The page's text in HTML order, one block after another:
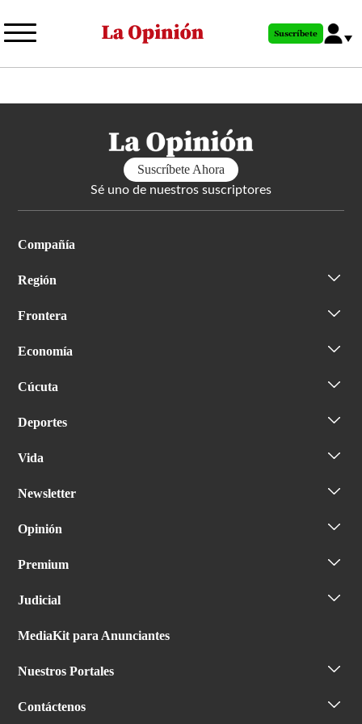
al
principal
Suscríbete
Suscríbete Ahora
Sé uno de nuestros suscriptores
Compañía
Región
Frontera
Economía
Cúcuta
Deportes
Vida
Newsletter
Opinión
Premium
Judicial
MediaKit para Anunciantes
Nuestros Portales
Contáctenos